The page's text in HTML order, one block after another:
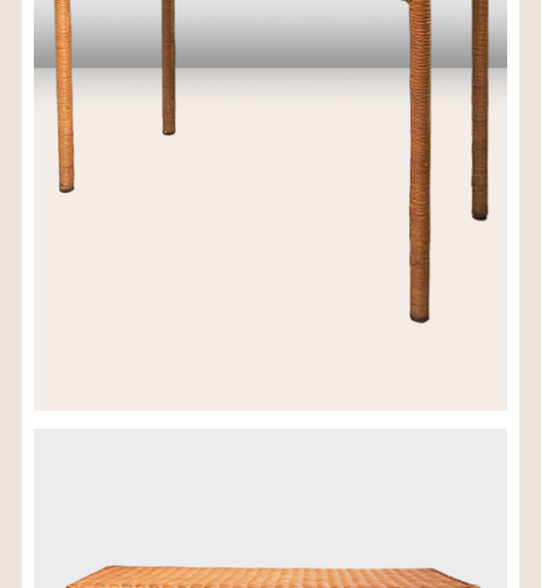
【送料を確認する】
お届け先、送料ランクを選択する事で送料が表